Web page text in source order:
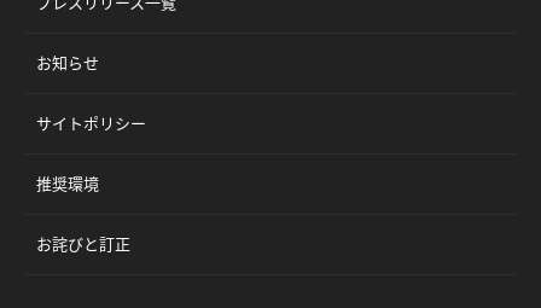
お知らせ
サイトポリシー
推奨環境
お詫びと訂正